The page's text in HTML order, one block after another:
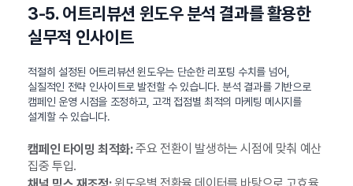
3-5. 어트리뷰션 윈도우 분석 결과를 활용한
실무적 인사이트
적절히 설정된 어트리뷰션 윈도우는 단순한 리포팅 수치를 넘어,
실질적인 전략 인사이트로 발전할 수 있습니다. 분석 결과를 기반으로
캠페인 운영 시점을 조정하고, 고객 접점별 최적의 마케팅 메시지를
설계할 수 있습니다.
캠페인 타이밍 최적화:주요 전환이 발생하는 시점에 맞춰 예산
집중 투입.